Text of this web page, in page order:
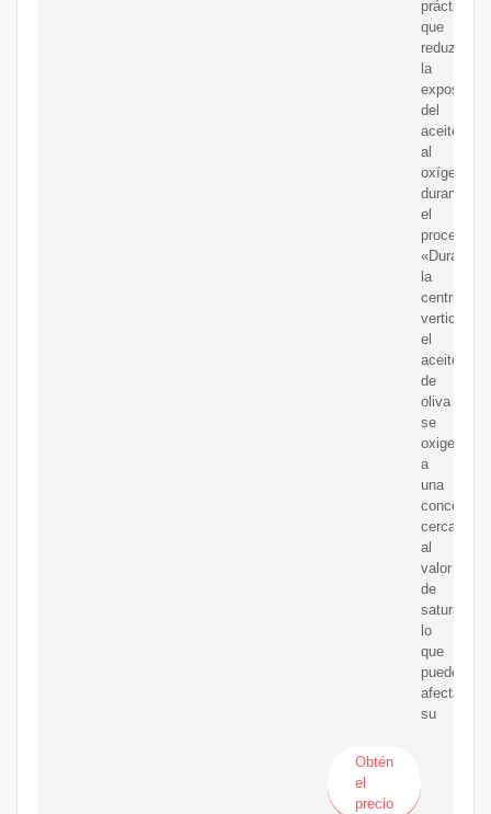
prácticas
que
reduzcan
la
exposición
del
aceite
al
oxígeno
durante
el
proceso.
«Durante
la
vertical,
el
aceite
de
oliva
se
oxigena
a
una
cercana
al
valor
de
saturación,
lo
que
puede
afectar
su
Obtén
el
precio